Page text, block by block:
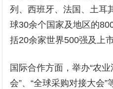
列、西班牙、法国、土耳
球30余个国家及地区的
括20余家世界500强及上市
国际合作方面，举办“农
会”、“全球采购对接大会